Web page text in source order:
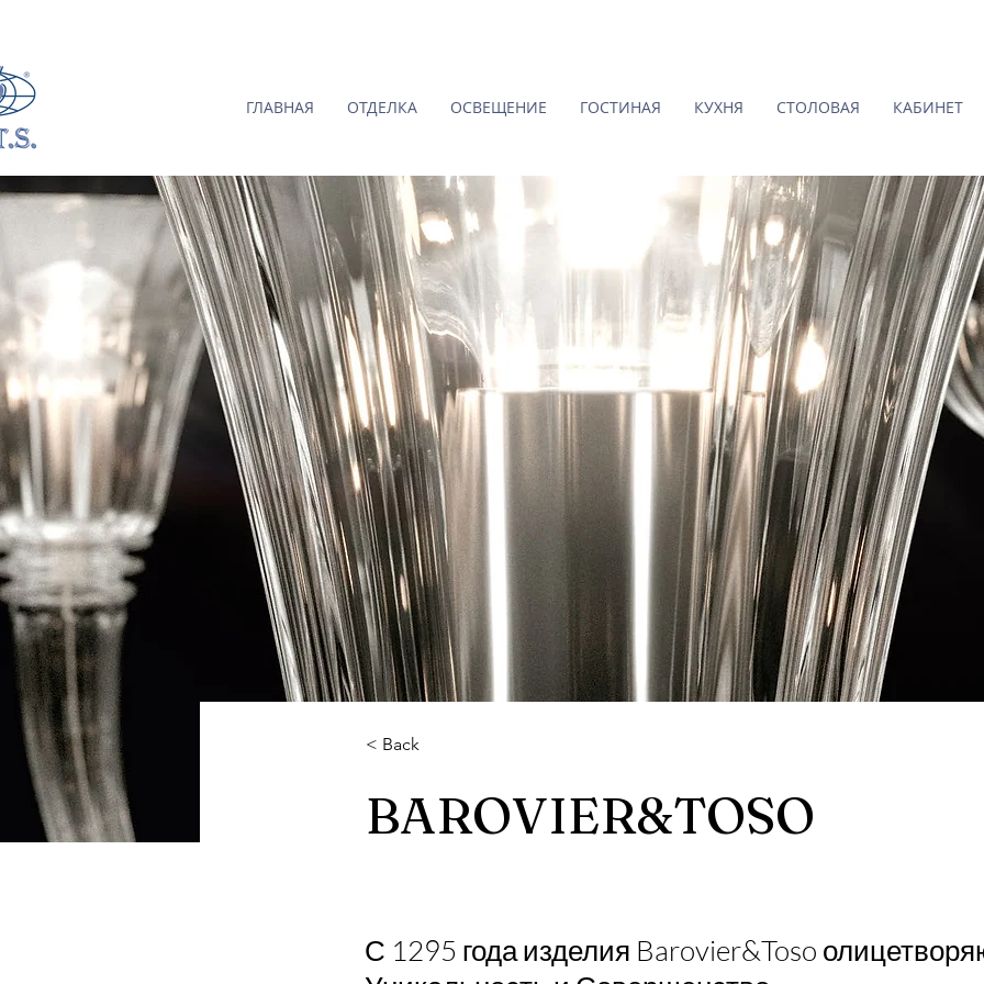
ГЛАВНАЯ ОТДЕЛКА ОСВЕЩЕНИЕ ГОСТИНАЯ КУХНЯ СТОЛОВАЯ КАБИНЕТ
< Back
BAROVIER&TOSO
С 1295 года изделия Barovier&Toso